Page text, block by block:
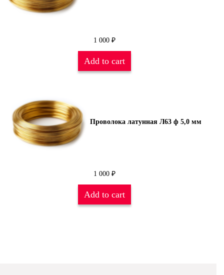
1 000 ₽
Add to cart
Проволока латунная Л63 ф 5,0 мм
1 000 ₽
Add to cart